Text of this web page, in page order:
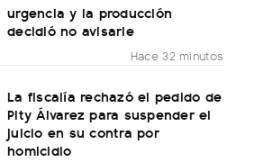
urgencia y la producción
decidió no avisarle
Hace 32 minutos
La fiscalía rechazó el pedido de
Pity Álvarez para suspender el
juicio en su contra por
homicidio